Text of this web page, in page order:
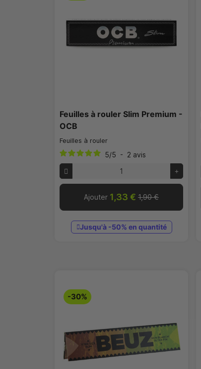
Feuilles à rouler Slim Premium -
OCB
Feuilles à rouler
5/5 - 2 avis
Ajouter 1,33 € 1,90 €
Jusqu'à -50% en quantité
-30%